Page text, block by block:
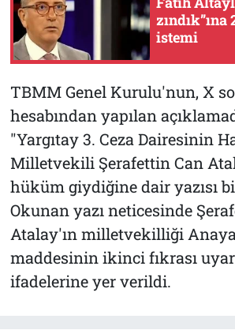
istemi
TBMM Genel Kurulu'nun, X
hesabından yapılan
"Yargıtay 3. Ceza Dairesinin
Milletvekili Şerafettin Can
hüküm giydiğine dair yazısı
Okunan yazı neticesinde
Atalay'ın milletvekilliği
maddesinin ikinci fıkrası
ifadelerine yer verildi.